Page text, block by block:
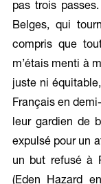
pas trois
Belges, qui
compris que
m’étais menti à
juste ni
Français en
leur gardien de
expulsé pour un
un but refusé à
(Eden Hazard